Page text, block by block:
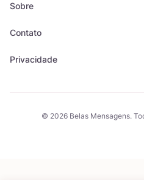
Sobre
Contato
Privacidade
© 2026 Belas Mensagens.